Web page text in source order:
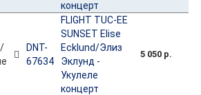
концерт
DNT-
67634
FLIGHT TUC-EE
SUNSET Elise
Ecklund/Элиз
Эклунд -
Укулеле
концерт
5 050 р.